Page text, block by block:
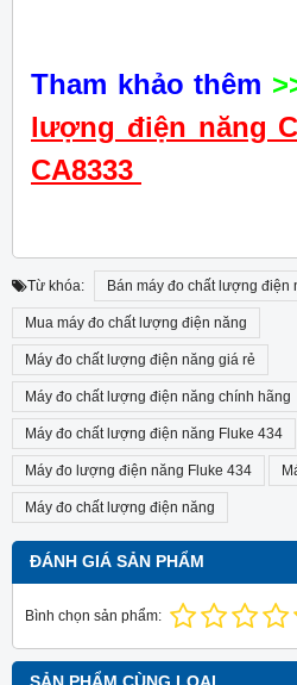
Tham khảo thêm
lượng điện năng
CA8333
Từ khóa: Bán máy đo chất lượng điện
Mua máy đo chất lượng điện năng
Máy đo chất lượng điện năng giá rẻ
Máy đo chất lượng điện năng chính hãng
Máy đo chất lượng điện năng Fluke 434
Máy đo lượng điện năng Fluke 434
Máy đo chất lượng điện năng
ĐÁNH GIÁ SẢN PHẨM
Bình chọn sản phẩm: